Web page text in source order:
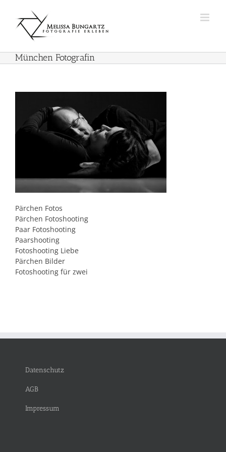
springen
München Fotografin
Pärchen Fotos
Pärchen Fotoshooting
Paar Fotoshooting
Paarshooting
Fotoshooting Liebe
Pärchen Bilder
Fotoshooting für zwei
Datenschutz
AGB
Impressum